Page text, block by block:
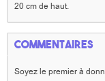
20 cm de haut.
Commentaires
Soyez le premier à